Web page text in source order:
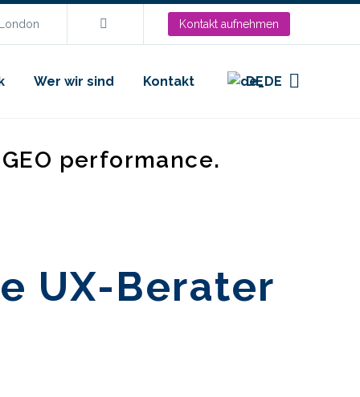
Kontakt aufnehmen
Wer wir sind Kontakt DE
performance.
UX-Berater